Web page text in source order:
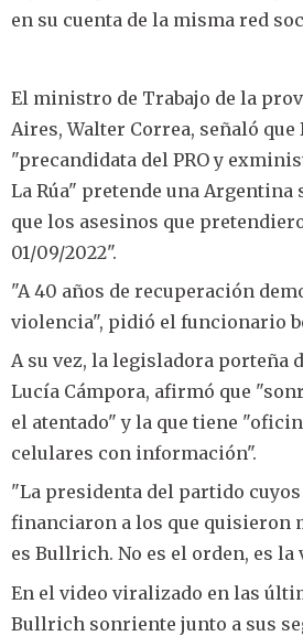
en su cuenta de la misma red
El ministro de Trabajo de la
Aires, Walter Correa, señaló
"precandidata del PRO y
La Rúa" pretende una
que los asesinos que
01/09/2022".
"A 40 años de recuperación
violencia", pidió el funcionario
A su vez, la legisladora porteña
Lucía Cámpora, afirmó que
el atentado" y la que tiene
celulares con información".
"La presidenta del partido
financiaron a los que quisieron
es Bullrich. No es el orden, es
En el video viralizado en las
Bullrich sonriente junto a sus